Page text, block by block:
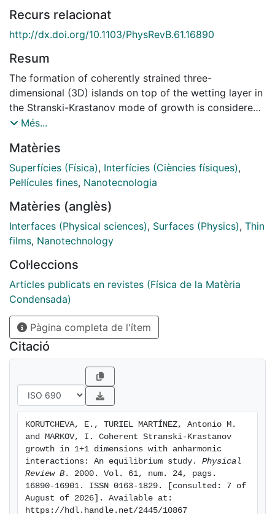
Recurs relacionat
http://dx.doi.org/10.1103/PhysRevB.61.16890
Resum
The formation of coherently strained three-
dimensional (3D) islands on top of the wetting layer in
the Stranski-Krastanov mode of growth is considered
in a model in 1 + 1 dimensions accounting for the
interatomic forces. It is shown that coherent 3D
islands can be expected to form in compressed rather
than expanded overlayers beyond a critical lattice
Krastanov growth is expected to occur because the
misfit dislocations can become energetically favored
at smaller island sizes. The thermodynamic reason for
the weaker adhesion of the edge atoms. Monolayer
height islands with a critical size appear as necessary
precursors of the 3D islands. This explains the
experimentally observed narrow size distribution of
the 3D islands. The 2D-3D transformation takes place
by consecutive rearrangements of mono- to bilayer,
bi- to trilayer islands, etc., after the corresponding
critical sizes have been exceeded. The rearrangements
are initiated by nucleation events, each one needing to
overcome a lower energetic barrier than the one
before. The model is in good qualitative agreement
with available experimental observations.
Més...
Matèries
Superfícies (Física), Interfícies (Ciències físiques),
Pel·lícules fines, Nanotecnologia
Matèries (anglès)
Interfaces (Physical sciences), Surfaces (Physics), Thin
films, Nanotechnology
Col·leccions
Articles publicats en revistes (Física de la Matèria
Condensada)
Pàgina completa de l'ítem
Citació
KORUTCHEVA, E., TURIEL MARTÍNEZ, Antonio M.
and MARKOV, I. Coherent Stranski-Krastanov
growth in 1+1 dimensions with anharmonic
interactions: An equilibrium study. Physical
Review B . 2000. Vol. 61, num. 24, pags.
16890-16901. ISSN 0163-1829. [consulted: 7 of
August of 2026]. Available at:
https://hdl.handle.net/2445/10867